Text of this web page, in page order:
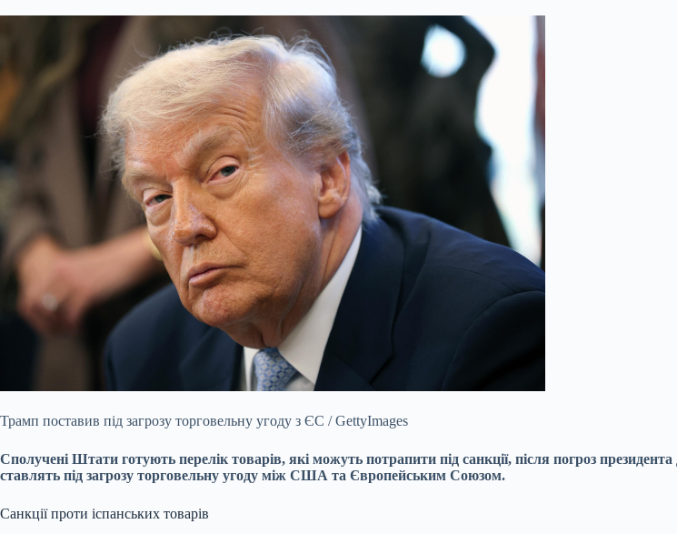
Трамп поставив під загрозу торговельну угоду з ЄС / GettyImages
Сполучені Штати готують перелік товарів, які можуть потрапити під санкції, після погроз президента
ставлять під загрозу торговельну угоду між США та Європейським Союзом.
Санкції проти іспанських товарів